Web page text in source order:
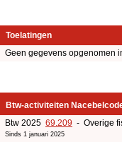
Toelatingen
Geen gegevens opgenomen
Btw-activiteiten
Btw 2025 69.209 - Overige
Sinds 1 januari 2025